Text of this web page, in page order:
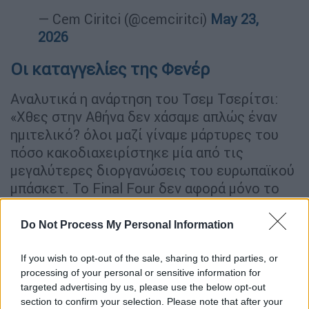
Do Not Process My Personal Information
If you wish to opt-out of the sale, sharing to third parties, or
processing of your personal or sensitive information for
targeted advertising by us, please use the below opt-out
section to confirm your selection. Please note that after your
— Cem Ciritci (@cemciritci) May 23,
2026
Οι καταγγελίες της Φενέρ
Αναλυτικά η ανάρτηση του Τσεμ Τσερίτσι:
«Χθες στην Αθήνα δεν χάσαμε απλώς έναν
ημιτελικό? όλοι μαζί γίναμε μάρτυρες του
πόσο κακοδιαχειρίστηκε μία από τις
μεγαλύτερες διοργανώσεις του ευρωπαϊκού
μπάσκετ. Το Final Four δεν αφορά μόνο το
διοργάνωση αφορά την ασφάλεια, τη
διαχείριση των εισιτηρίων, τον σχεδιασμό
των κερκίδων, τον σεβασμό προς τη
φιλοξενούμενη ομάδα.